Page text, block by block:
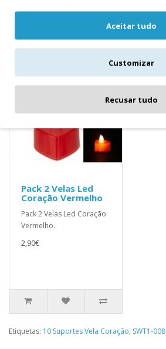
Produtos relacionados
Pack 2 Velas Led
Coração Vermelho
Pack 2 Velas Led Coração
Vermelho..
2,90€
Etiquetas: 10 Suportes Vela Coração, SWT1-008
Aceitar tudo
Customizar
Recusar tudo